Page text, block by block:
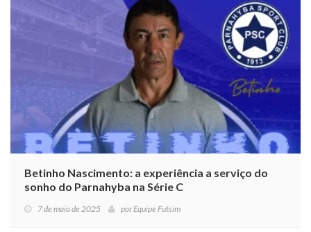
Betinho Nascimento: a experiência a serviço do
sonho do Parnahyba na Série C
7 de maio de 2025 por Equipe Futsim